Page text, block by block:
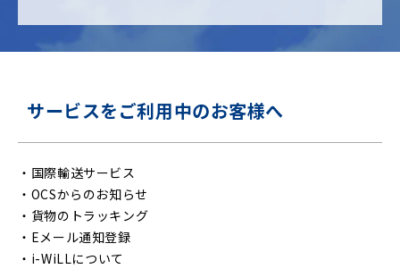
サービスをご利用中のお客様へ
・ 国際輸送サービス
・ OCSからのお知らせ
・ 貨物のトラッキング
・ Eメール通知登録
・ i-WiLLについて